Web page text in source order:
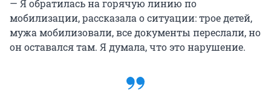
— Я обратилась на горячую линию по
мобилизации, рассказала о ситуации: трое детей,
мужа мобилизовали, все документы переслали, но
он оставался там. Я думала, что это нарушение.